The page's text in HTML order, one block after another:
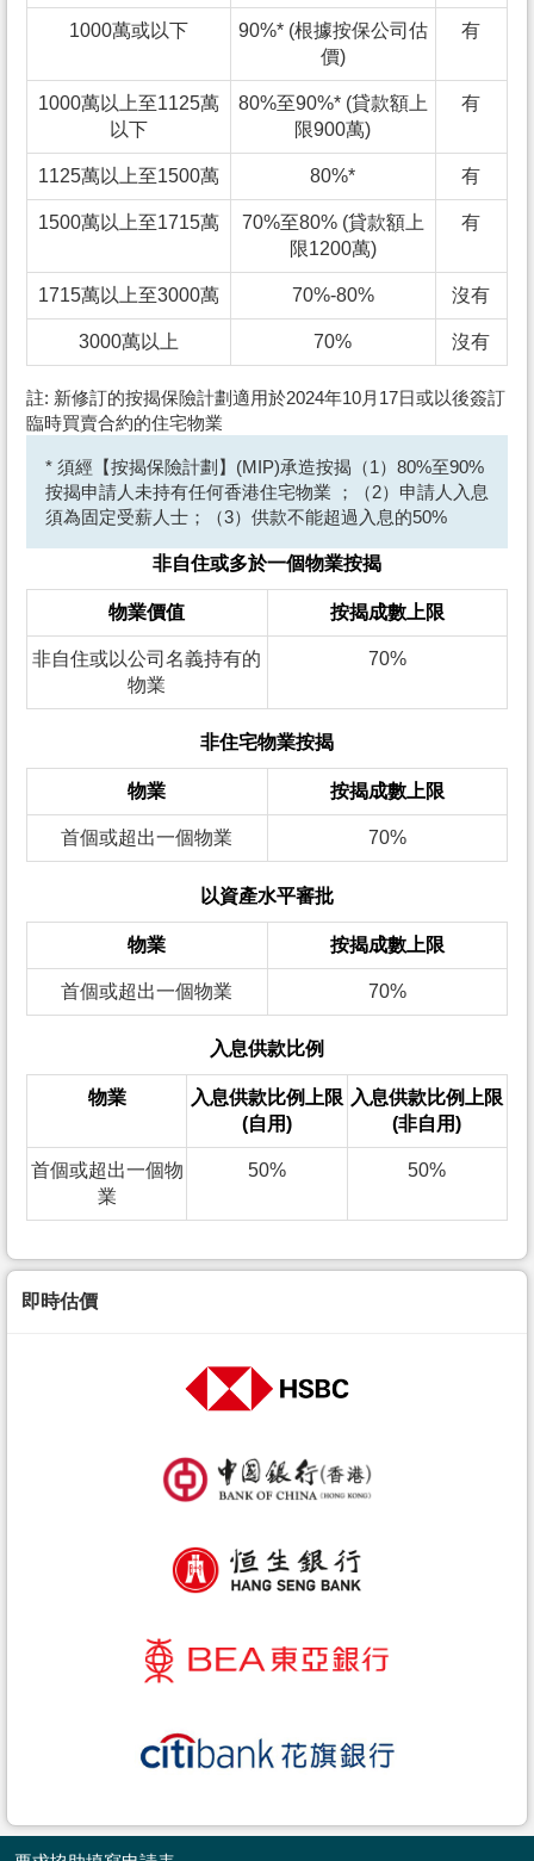
1000萬或以下
90%* (根據按保公司估
價)
有
1000萬以上至1125萬
以下
80%至90%* (貸款額上
限900萬)
有
1125萬以上至1500萬 80%* 有
1500萬以上至1715萬
70%至80% (貸款額上
限1200萬)
有
1715萬以上至3000萬 70%-80% 沒有
3000萬以上 70% 沒有
註: 新修訂的按揭保險計劃適用於2024年10月17日或以後簽訂
臨時買賣合約的住宅物業
* 須經【按揭保險計劃】(MIP)承造按揭（1）80%至90%
按揭申請人未持有任何香港住宅物業 ；（2）申請人入息
須為固定受薪人士；（3）供款不能超過入息的50%
非自住或多於一個物業按揭
物業價值 按揭成數上限
非自住或以公司名義持有的
物業
70%
非住宅物業按揭
物業 按揭成數上限
首個或超出一個物業 70%
以資產水平審批
物業 按揭成數上限
首個或超出一個物業 70%
入息供款比例
物業
入息供款比例上限
(自用)
入息供款比例上限
(非自用)
首個或超出一個物
業
50% 50%
即時估價